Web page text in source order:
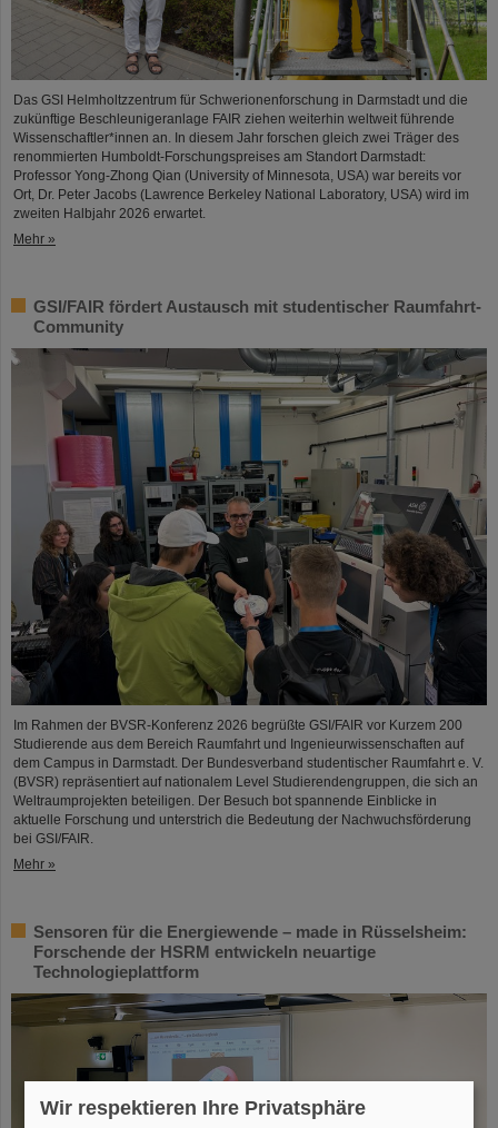
Das GSI Helmholtzzentrum für Schwerionenforschung in Darmstadt und die
zukünftige Beschleunigeranlage FAIR ziehen weiterhin weltweit führende
Wissenschaftler*innen an. In diesem Jahr forschen gleich zwei Träger des
renommierten Humboldt-Forschungspreises am Standort Darmstadt:
Professor Yong-Zhong Qian (University of Minnesota, USA) war bereits vor
Ort, Dr. Peter Jacobs (Lawrence Berkeley National Laboratory, USA) wird im
zweiten Halbjahr 2026 erwartet.
Mehr »
GSI/FAIR fördert Austausch mit studentischer Raumfahrt-
Community
Im Rahmen der BVSR-Konferenz 2026 begrüßte GSI/FAIR vor Kurzem 200
Studierende aus dem Bereich Raumfahrt und Ingenieurwissenschaften auf
dem Campus in Darmstadt. Der Bundesverband studentischer Raumfahrt e. V.
(BVSR) repräsentiert auf nationalem Level Studierendengruppen, die sich an
Weltraumprojekten beteiligen. Der Besuch bot spannende Einblicke in
aktuelle Forschung und unterstrich die Bedeutung der Nachwuchsförderung
bei GSI/FAIR.
Mehr »
Sensoren für die Energiewende – made in Rüsselsheim:
Forschende der HSRM entwickeln neuartige
Technologieplattform
Wir respektieren Ihre Privatsphäre